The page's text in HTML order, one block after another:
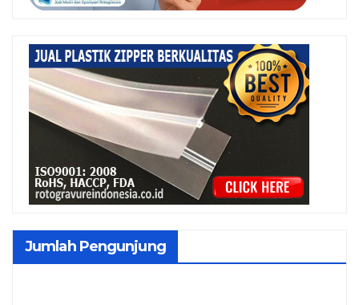
Jumlah Pengunjung